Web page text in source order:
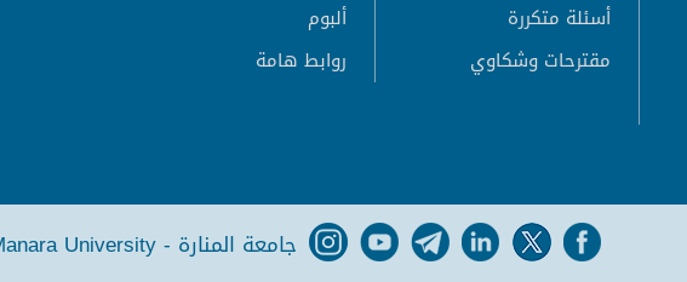
أسئلة متكررة
ألبوم
مقترحات وشكاوي
روابط هامة
جامعة المنارة - Manara University